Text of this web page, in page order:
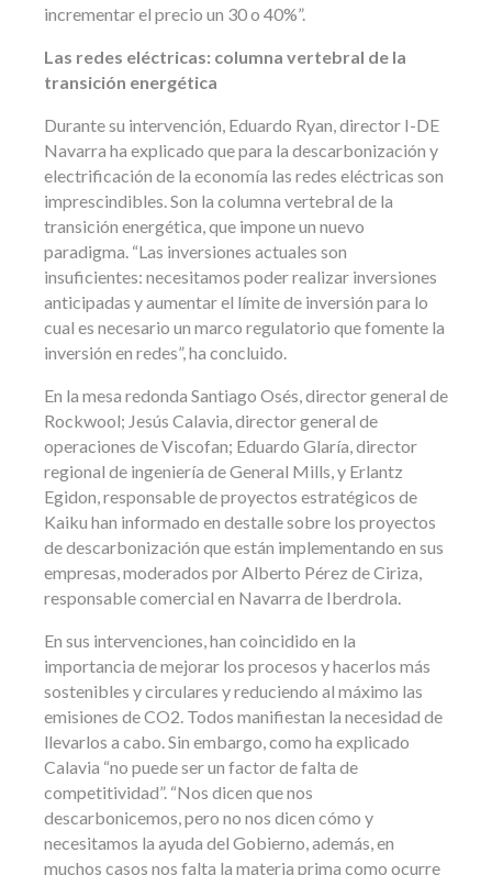
incrementar el precio un 30 o 40%”.
Las redes eléctricas: columna vertebral de la
transición energética
Durante su intervención, Eduardo Ryan, director I-DE
Navarra ha explicado que para la descarbonización y
electrificación de la economía las redes eléctricas son
imprescindibles. Son la columna vertebral de la
transición energética, que impone un nuevo
paradigma. “Las inversiones actuales son
insuficientes: necesitamos poder realizar inversiones
anticipadas y aumentar el límite de inversión para lo
cual es necesario un marco regulatorio que fomente la
inversión en redes”, ha concluido.
En la mesa redonda Santiago Osés, director general de
Rockwool; Jesús Calavia, director general de
operaciones de Viscofan; Eduardo Glaría, director
regional de ingeniería de General Mills, y Erlantz
Egidon, responsable de proyectos estratégicos de
Kaiku han informado en destalle sobre los proyectos
de descarbonización que están implementando en sus
empresas, moderados por Alberto Pérez de Ciriza,
responsable comercial en Navarra de Iberdrola.
En sus intervenciones, han coincidido en la
importancia de mejorar los procesos y hacerlos más
sostenibles y circulares y reduciendo al máximo las
emisiones de CO2. Todos manifiestan la necesidad de
llevarlos a cabo. Sin embargo, como ha explicado
Calavia “no puede ser un factor de falta de
competitividad”. “Nos dicen que nos
descarbonicemos, pero no nos dicen cómo y
necesitamos la ayuda del Gobierno, además, en
muchos casos nos falta la materia prima como ocurre